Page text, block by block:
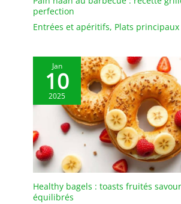
perfection
Entrées et apéritifs, Plats principaux
Jan
10
2025
Healthy bagels : toasts fruités
équilibrés